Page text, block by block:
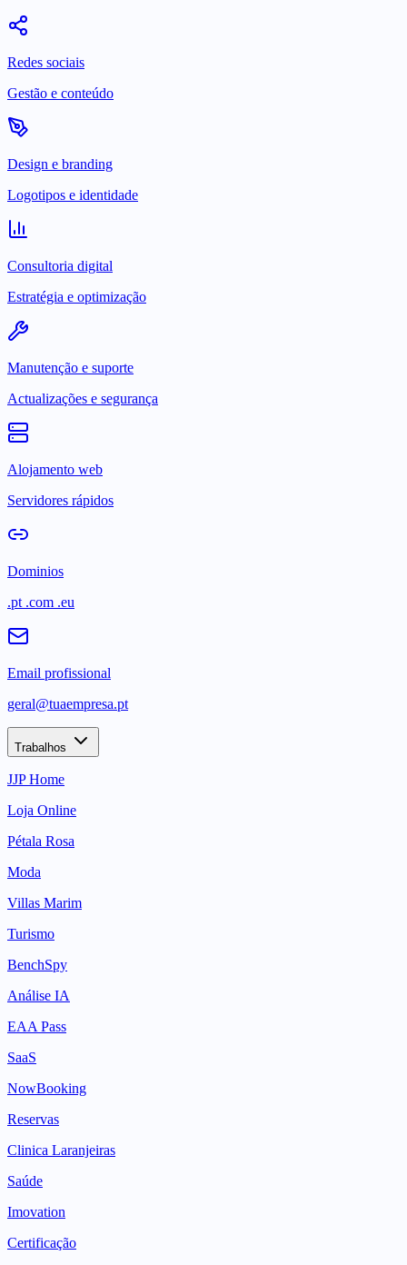
Redes sociais
Gestão e conteúdo
Design e branding
Logotipos e identidade
Consultoria digital
Estratégia e optimização
Manutenção e suporte
Actualizações e segurança
Alojamento web
Servidores rápidos
Dominios
.pt .com .eu
Email profissional
geral@tuaempresa.pt
Trabalhos
JJP Home
Loja Online
Pétala Rosa
Moda
Villas Marim
Turismo
BenchSpy
Análise IA
EAA Pass
SaaS
NowBooking
Reservas
Clinica Laranjeiras
Saúde
Imovation
Certificação